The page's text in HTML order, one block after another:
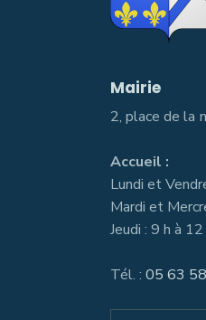
Mairie
2, place de la
Accueil :
Lundi et
Mardi et
Jeudi : 9 h à 12
Tél. : 05 63